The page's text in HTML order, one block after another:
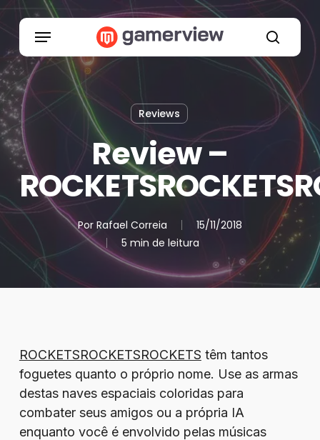
Skip
content
search
Menu
Reviews
Review –
Por Rafael Correia
15/11/2018
5 min de leitura
ROCKETSROCKETSROCKETS têm tantos
foguetes quanto o próprio nome. Use as armas
destas naves espaciais coloridas para
combater seus amigos ou a própria IA
enquanto você é envolvido pelas músicas